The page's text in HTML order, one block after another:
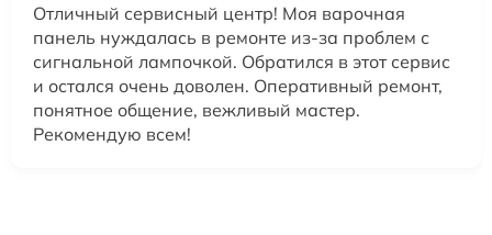
Отличный сервисный центр! Моя варочная
панель нуждалась в ремонте из-за проблем с
сигнальной лампочкой. Обратился в этот сервис
и остался очень доволен. Оперативный ремонт,
понятное общение, вежливый мастер.
Рекомендую всем!